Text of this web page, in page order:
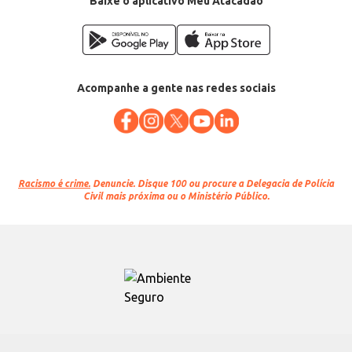
Acompanhe a gente nas redes sociais
Racismo é crime. Denuncie. Disque 100 ou procure a Delegacia de Polícia
Civil mais próxima ou o Ministério Público.